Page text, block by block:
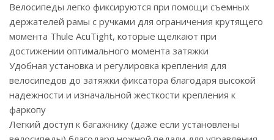
Велосипеды легко фиксируются при помощи съемных
держателей рамы с ручками для ограничения крутящего
момента Thule AcuTight, которые щелкают при
достижении оптимального момента затяжки
Удобная установка и регулировка крепления для
велосипедов до затяжки фиксатора благодаря высокой
надежности и изначальной жесткости крепления к
фаркопу
Легкий доступ к багажнику (даже если установлены